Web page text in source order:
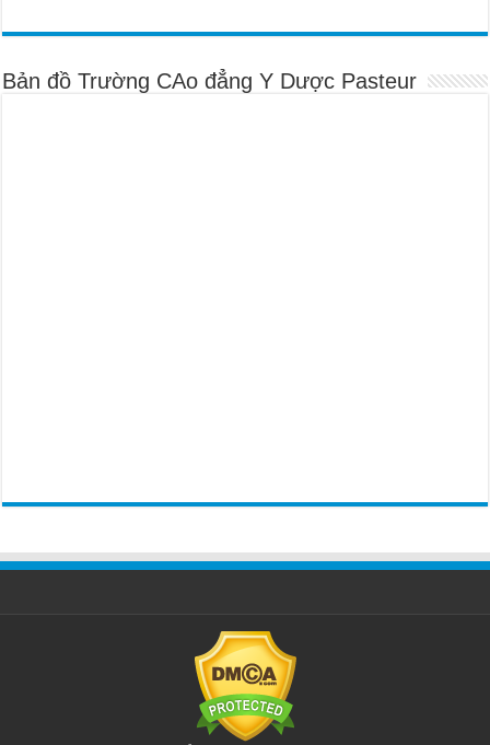
Bản đồ Trường CAo đẳng Y Dược Pasteur